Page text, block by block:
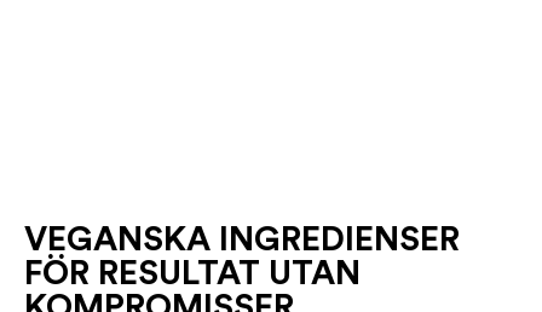
VEGANSKA INGREDIENSER
FÖR RESULTAT UTAN